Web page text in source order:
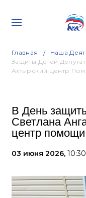
Главная Наша
Защиты Детей
Ахтырский Центр
В День
Светлана
центр
03 июня 2026, 10:30